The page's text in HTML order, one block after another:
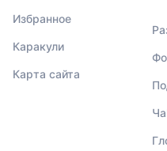
Избранное
Каракули
Карта сайта